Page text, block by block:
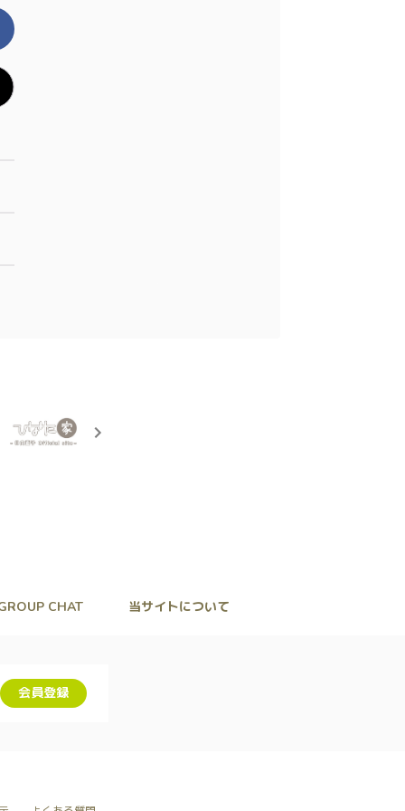
CHAT 当サイトについて
会員登録